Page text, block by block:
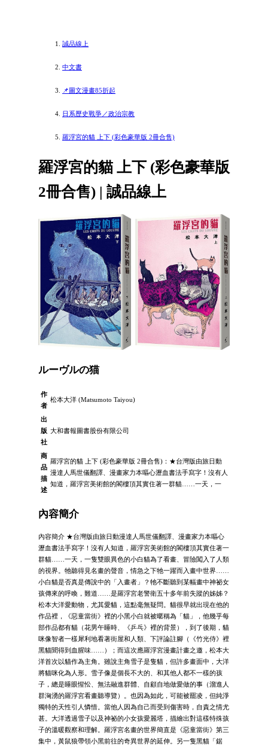
誠品線上
中文書
📌圖文漫畫85折起
日系歷史戰爭／政治宗教
羅浮宮的貓 上下 (彩色豪華版 2冊合售)
羅浮宮的貓 上下 (彩色豪華版
2冊合售) | 誠品線上
ルーヴルの猫
作
者
松本大洋 (Matsumoto Taiyou)
出
版
社
大和書報圖書股份有限公司
商
品
描
述
羅浮宮的貓 上下 (彩色豪華版 2冊合售)：★台灣版由旅日動
漫達人馬世儀翻譯、漫畫家力本嘔心瀝血書法手寫字！沒有人
知道，羅浮宮美術館的閣樓頂其實住著一群貓……一天，一
內容簡介
內容簡介 ★台灣版由旅日動漫達人馬世儀翻譯、漫畫家力本嘔心
瀝血書法手寫字！沒有人知道，羅浮宮美術館的閣樓頂其實住著一
群貓……一天，一隻雙眼異色的小白貓為了看畫、冒險闖入了人類
的視界。牠聽得見名畫的聲音，情急之下牠一躍而入畫中世界……
小白貓是否真是傳說中的「入畫者」？牠不斷聽到某幅畫中神祕女
孩傳來的呼喚，難道……是羅浮宮老警衛五十多年前失蹤的姊姊？
松本大洋愛動物，尤其愛貓，這點毫無疑問。貓很早就出現在他的
作品裡，《惡童當街》裡的小黑小白就被暱稱為「貓」，他幾乎每
部作品都有貓（花男午睡時、《乒乓》裡的背景），到了後期，貓
咪像智者一樣犀利地看著街屋和人類、下評論註腳（《竹光侍》裡
黑貓聞得到血腥味……）；而這次應羅浮宮漫畫計畫之邀，松本大
洋首次以貓作為主角。雖說主角雪子是隻貓，但許多畫面中，大洋
將貓咪化為人形。雪子像是個長不大的、和其他人都不一樣的孩
子，總是睡眼惺忪、無法融進群體、自顧自地做愛做的事（溜進人
群洶湧的羅浮宮看畫聽導覽）。也因為如此，可能被罷凌，但純淨
獨特的天性引人憐惜。當他人因為自己而受到傷害時，自責之情尤
甚。大洋透過雪子以及神祕的小女孩愛麗塔，描繪出對這樣特殊孩
子的溫暖觀察和理解。羅浮宮名畫的世界簡直是《惡童當街》第三
集中，黃鼠狼帶領小黑前往的奇異世界的延伸。另一隻黑貓「鋸